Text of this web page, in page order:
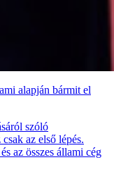
alapján bármit el
szóló
az első lépés.
az összes állami cég